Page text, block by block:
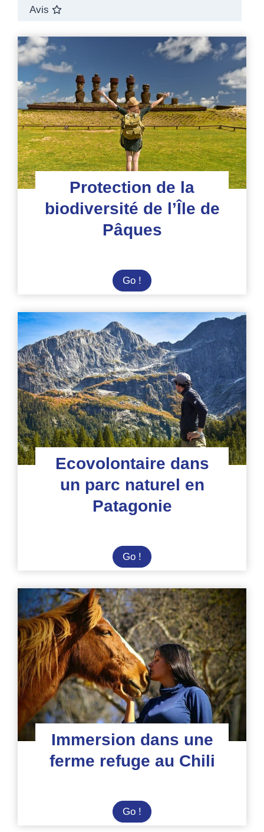
Avis
Protection de la
biodiversité de l’Île de
Pâques
Go ! Protection
de
la
biodiversité
de
l’Île
de
Pâques
Ecovolontaire dans
un parc naturel en
Patagonie
Go ! Ecovolontaire
dans
un
parc
naturel
en
Patagonie
Immersion dans une
ferme refuge au Chili
Go ! Immersion
dans